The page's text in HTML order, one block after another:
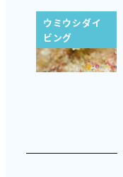
ウミウシダイ
ビング